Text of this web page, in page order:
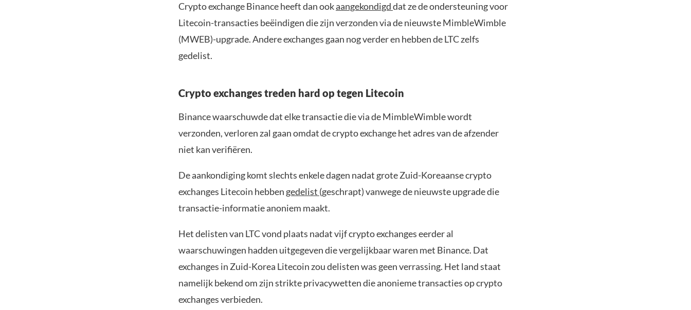
Crypto exchange Binance heeft dan ookaangekondigddat ze de ondersteuning voor
Litecoin-transacties beëindigen die zijn verzonden via de nieuwste MimbleWimble
(MWEB)-upgrade. Andere exchanges gaan nog verder en hebben de LTC zelfs
gedelist.
Crypto exchanges treden hard op tegen Litecoin
Binance waarschuwde dat elke transactie die via de MimbleWimble wordt
verzonden, verloren zal gaan omdat de crypto exchange het adres van de afzender
niet kan verifiëren.
De aankondiging komt slechts enkele dagen nadat grote Zuid-Koreaanse crypto
exchanges Litecoin hebben gedelist (geschrapt) vanwege de nieuwste upgrade die
transactie-informatie anoniem maakt.
Het delisten van LTC vond plaats nadat vijf crypto exchanges eerder al
waarschuwingen hadden uitgegeven die vergelijkbaar waren met Binance. Dat
exchanges in Zuid-Korea Litecoin zou delisten was geen verrassing. Het land staat
namelijk bekend om zijn strikte privacywetten die anonieme transacties op crypto
exchanges verbieden.